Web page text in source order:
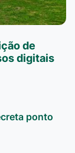
de
digitais
ponto